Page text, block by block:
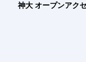
神大 オープンアク